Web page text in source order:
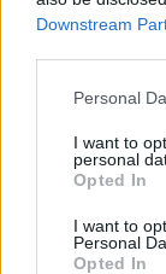
Downstream
Personal
I want to
personal
Opted In
I want to
Personal
Opted In